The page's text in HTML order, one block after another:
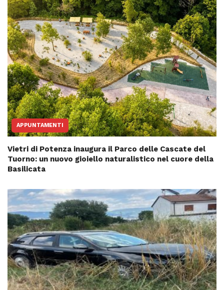
APPUNTAMENTI
Vietri di Potenza inaugura il Parco delle Cascate del
Tuorno: un nuovo gioiello naturalistico nel cuore della
Basilicata